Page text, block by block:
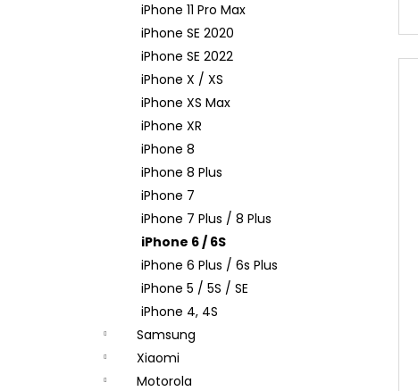
iPhone 11 Pro Max
iPhone SE 2020
iPhone SE 2022
iPhone X / XS
iPhone XS Max
iPhone XR
iPhone 8
iPhone 8 Plus
iPhone 7
iPhone 7 Plus / 8 Plus
iPhone 6 / 6S
iPhone 6 Plus / 6s Plus
iPhone 5 / 5S / SE
iPhone 4, 4S
Samsung
Xiaomi
Motorola